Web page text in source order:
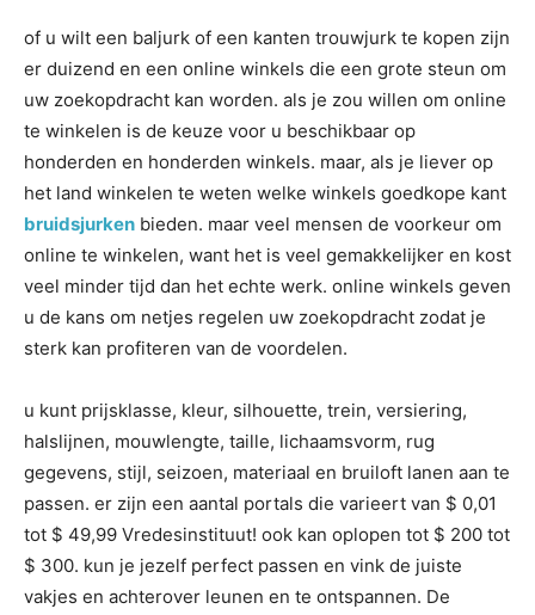
of u wilt een baljurk of een kanten trouwjurk te kopen zijn
er duizend en een online winkels die een grote steun om
uw zoekopdracht kan worden. als je zou willen om online
te winkelen is de keuze voor u beschikbaar op
honderden en honderden winkels. maar, als je liever op
het land winkelen te weten welke winkels goedkope kant
bruidsjurken bieden. maar veel mensen de voorkeur om
online te winkelen, want het is veel gemakkelijker en kost
veel minder tijd dan het echte werk. online winkels geven
u de kans om netjes regelen uw zoekopdracht zodat je
sterk kan profiteren van de voordelen.
u kunt prijsklasse, kleur, silhouette, trein, versiering,
halslijnen, mouwlengte, taille, lichaamsvorm, rug
gegevens, stijl, seizoen, materiaal en bruiloft lanen aan te
passen. er zijn een aantal portals die varieert van $ 0,01
tot $ 49,99 Vredesinstituut! ook kan oplopen tot $ 200 tot
$ 300. kun je jezelf perfect passen en vink de juiste
vakjes en achterover leunen en te ontspannen. De